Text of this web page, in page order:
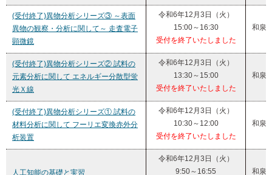
(受付終了)異物分析シリーズ③ ～表面
異物の観察・分析に関して～ 走査電子
顕微鏡
令和6年12月3日（火）
15:00～16:30
受付を終了いたしました
和泉
(受付終了)異物分析シリーズ② 試料の
元素分析に関して エネルギー分散型蛍
光Ｘ線
令和6年12月3日（火）
13:30～15:00
受付を終了いたしました
和泉
(受付終了)異物分析シリーズ① 試料の
材料分析に関して フーリエ変換赤外分
析装置
令和6年12月3日（火）
10:30～12:00
受付を終了いたしました
和泉
人工知能の基礎と実習
令和6年12月3日（火）
9:50～16:55
和泉